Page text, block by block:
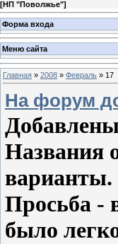
[НП "Поволжье"]
Форма входа
Меню сайта
Главная » 2008 » Февраль » 17
На форум
Названия
варианты.
Просьба -
было